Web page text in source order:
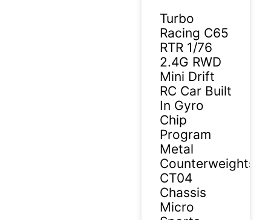
Turbo
Racing C65
RTR 1/76
2.4G RWD
Mini Drift
RC Car Built
In Gyro
Chip
Program
Metal
Counterweights
CT04
Chassis
Micro